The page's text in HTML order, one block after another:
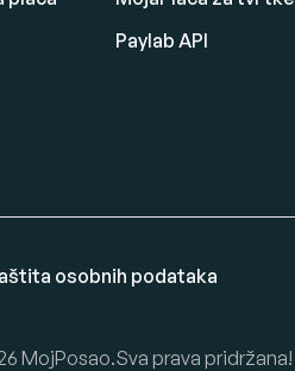
Paylab API
osobnih podataka
MojPosao.Sva prava pridržana!